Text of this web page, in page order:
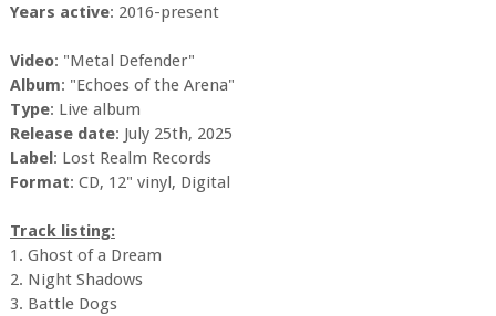
Years active: 2016-present
Video: "Metal Defender"
Album: "Echoes of the Arena"
Type: Live album
Release date: July 25th, 2025
Label: Lost Realm Records
Format: CD, 12" vinyl, Digital
Track listing:
1. Ghost of a Dream
2. Night Shadows
3. Battle Dogs